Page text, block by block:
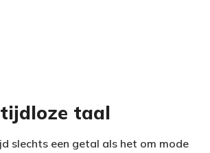
taal
slechts een getal als het om mode